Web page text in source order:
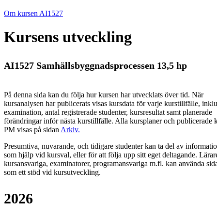
Om kursen AI1527
Kursens utveckling
AI1527 Samhällsbyggnadsprocessen 13,5 hp
På denna sida kan du följa hur kursen har utvecklats över tid. När
kursanalysen har publicerats visas kursdata för varje kurstillfälle,
examination, antal registrerade studenter, kursresultat samt planerade
förändringar inför nästa kurstillfälle. Alla kursplaner och publicerade
PM visas på sidan Arkiv.
Presumtiva, nuvarande, och tidigare studenter kan ta del av
som hjälp vid kursval, eller för att följa upp sitt eget deltagande.
kursansvariga, examinatorer, programansvariga m.fl. kan använda
som ett stöd vid kursutveckling.
2026